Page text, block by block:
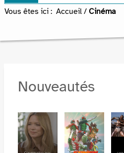
Vous êtes ici : Accueil / Cinéma
Nouveautés